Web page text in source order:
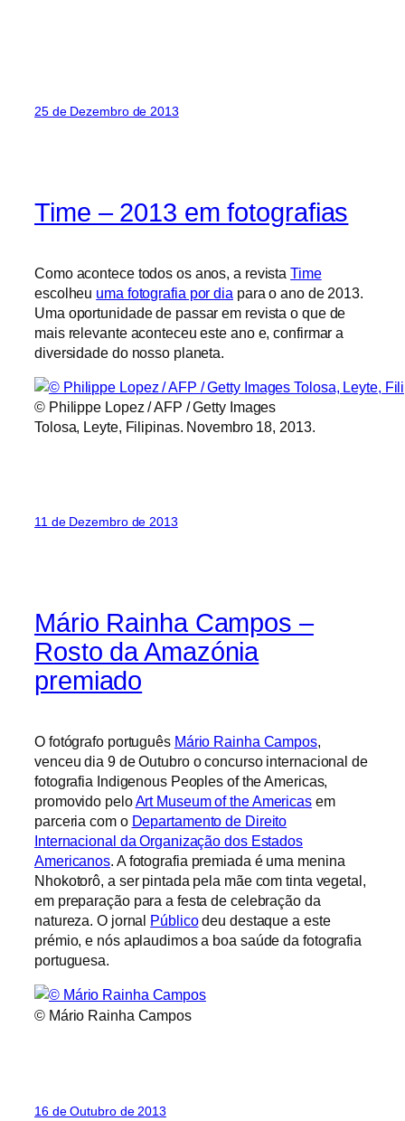
25 de Dezembro de 2013
Time – 2013 em fotografias
Como acontece todos os anos, a revistaTime
escolheu uma fotografia por dia para o ano de 2013.
Uma oportunidade de passar em revista o que de
mais relevante aconteceu este ano e, confirmar a
diversidade do nosso planeta.
© Philippe Lopez / AFP / Getty Images
Tolosa, Leyte, Filipinas. Novembro 18, 2013.
11 de Dezembro de 2013
Mário Rainha Campos –
Rosto da Amazónia
premiado
O fotógrafo português Mário Rainha Campos,
venceu dia 9 de Outubro o concurso internacional de
fotografia Indigenous Peoples of the Americas,
promovido peloArt Museum of the Americasem
parceria com o Departamento de Direito
Internacional da Organização dos Estados
Americanos. A fotografia premiada é uma menina
Nhokotorô, a ser pintada pela mãe com tinta vegetal,
em preparação para a festa de celebração da
natureza. O jornal Públicodeu destaque a este
prémio, e nós aplaudimos a boa saúde da fotografia
portuguesa.
© Mário Rainha Campos
16 de Outubro de 2013